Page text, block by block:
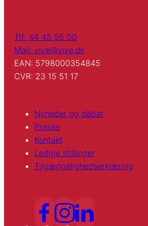
Tlf: 44 45 55 00
Mail: vive@vive.dk
EAN: 5798000354845
CVR: 23 15 51 17
Nyheder og debat
Presse
Kontakt
Ledige stillinger
Tilgængelighedserklæring